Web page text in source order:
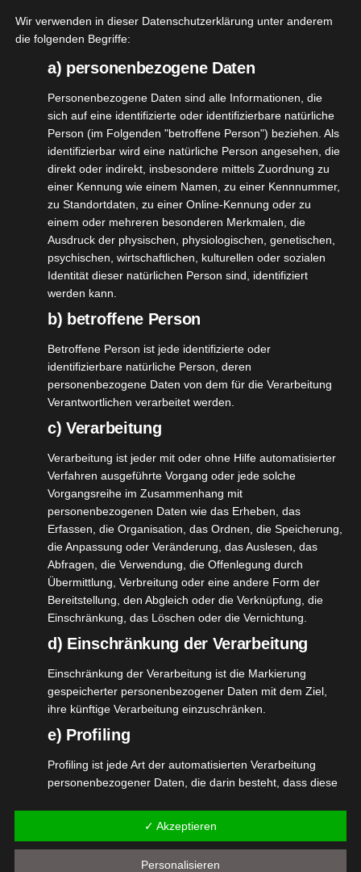
Küche
Chefkoch trifft Fackelmann Set
,
Weiterlesen
9
06, 2021
LT Naturprodukte Haarseife Testpaket
Juni 9, 2021 | Pflege Produktvorstellungen
Weiterlesen
8
06, 2021
Seidl Confiserie Pralinen
Produktvorstellungen
Wir verwenden in dieser Datenschutzerklärung unter anderem
die folgenden Begriffe:
a) personenbezogene Daten
Personenbezogene Daten sind alle Informationen, die
sich auf eine identifizierte oder identifizierbare natürliche
Person (im Folgenden "betroffene Person") beziehen. Als
identifizierbar wird eine natürliche Person angesehen, die
direkt oder indirekt, insbesondere mittels Zuordnung zu
einer Kennung wie einem Namen, zu einer Kennnummer,
zu Standortdaten, zu einer Online-Kennung oder zu
einem oder mehreren besonderen Merkmalen, die
Ausdruck der physischen, physiologischen, genetischen,
psychischen, wirtschaftlichen, kulturellen oder sozialen
Identität dieser natürlichen Person sind, identifiziert
werden kann.
b) betroffene Person
Betroffene Person ist jede identifizierte oder
identifizierbare natürliche Person, deren
personenbezogene Daten von dem für die Verarbeitung
Verantwortlichen verarbeitet werden.
c) Verarbeitung
Verarbeitung ist jeder mit oder ohne Hilfe automatisierter
Verfahren ausgeführte Vorgang oder jede solche
Vorgangsreihe im Zusammenhang mit
personenbezogenen Daten wie das Erheben, das
Erfassen, die Organisation, das Ordnen, die Speicherung,
die Anpassung oder Veränderung, das Auslesen, das
Abfragen, die Verwendung, die Offenlegung durch
Übermittlung, Verbreitung oder eine andere Form der
Bereitstellung, den Abgleich oder die Verknüpfung, die
Einschränkung, das Löschen oder die Vernichtung.
d) Einschränkung der Verarbeitung
Einschränkung der Verarbeitung ist die Markierung
gespeicherter personenbezogener Daten mit dem Ziel,
ihre künftige Verarbeitung einzuschränken.
e) Profiling
Profiling ist jede Art der automatisierten Verarbeitung
personenbezogener Daten, die darin besteht, dass diese
natürliche Person beziehen, zu bewerten, insbesondere,
um Aspekte bezüglich Arbeitsleistung, wirtschaftlicher
✓ Akzeptieren
Personalisieren